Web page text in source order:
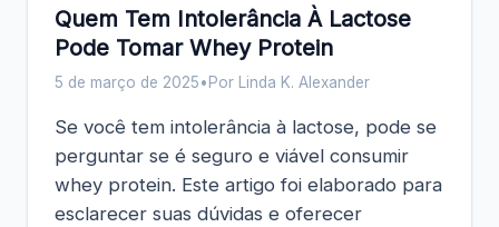
Quem Tem Intolerância À Lactose
Pode Tomar Whey Protein
5 de março de 2025• Por Linda K. Alexander
Se você tem intolerância à lactose, pode se
perguntar se é seguro e viável consumir
whey protein. Este artigo foi elaborado para
esclarecer suas dúvidas e oferecer